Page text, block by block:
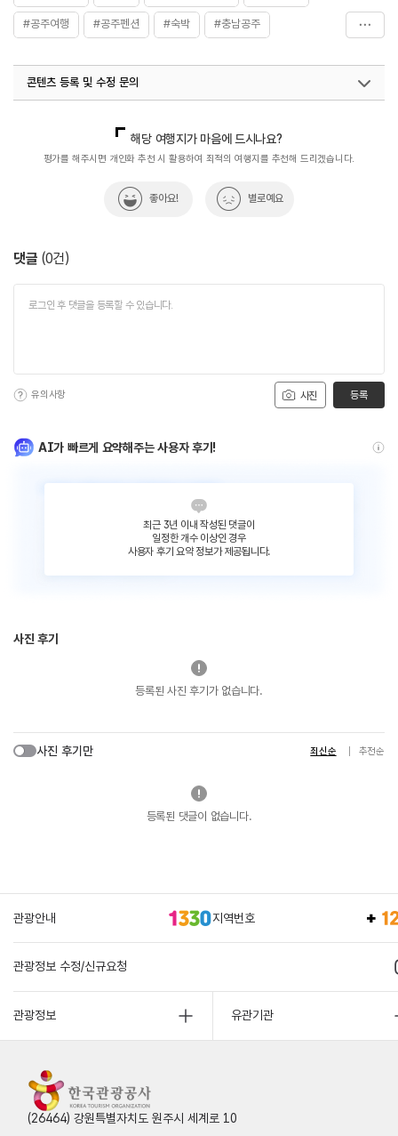
#공주여행 #공주펜션 #숙박 #충남공주
콘텐츠 등록 및 수정 문의
해당 여행지가 마음에 드시나요?
평가를 해주시면 개인화 추천 시 활용하여 최적의 여행지를 추천해 드리겠습니다.
좋아요! 별로예요
댓글 (0건)
사진
유의사항 등록
AI가 빠르게 요약해주는 사용자 후기!
최근 3년 이내 작성된 댓글이
일정한 개수 이상인 경우
사용자 후기 요약 정보가 제공됩니다.
사진 후기
등록된 사진 후기가 없습니다.
사진 후기만 최신순 추천순
등록된 댓글이 없습니다.
관광안내 지역번호
관광정보 수정/신규요청
관광정보 유관기관
(26464) 강원특별자치도 원주시 세계로 10